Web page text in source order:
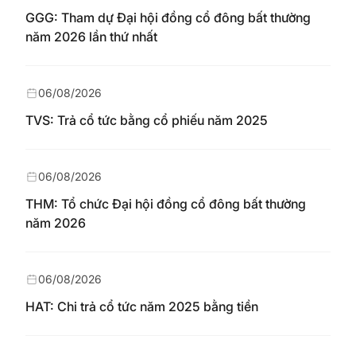
GGG: Tham dự Đại hội đồng cổ đông bất thường
năm 2026 lần thứ nhất
TVS: Trả cổ tức bằng cổ phiếu năm 2025
06/08/2026
THM: Tổ chức Đại hội đồng cổ đông bất thường
năm 2026
06/08/2026
HAT: Chi trả cổ tức năm 2025 bằng tiền
06/08/2026